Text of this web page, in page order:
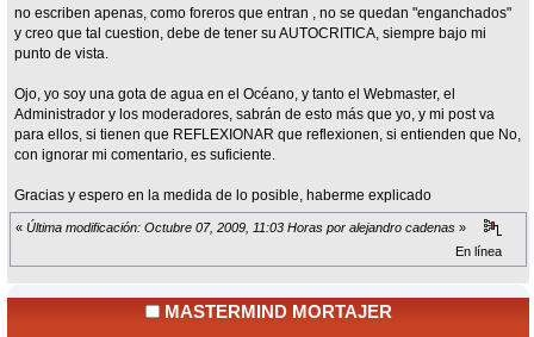
no escriben apenas, como foreros que entran , no se quedan "enganchados"
y creo que tal cuestion, debe de tener su AUTOCRITICA, siempre bajo mi
punto de vista.
Ojo, yo soy una gota de agua en el Océano, y tanto el Webmaster, el
Administrador y los moderadores, sabrán de esto más que yo, y mi post va
para ellos, si tienen que REFLEXIONAR que reflexionen, si entienden que No,
con ignorar mi comentario, es suficiente.
Gracias y espero en la medida de lo posible, haberme explicado
« Última modificación: Octubre 07, 2009, 11:03 Horas por alejandro cadenas »
En línea
MASTERMIND MORTAJER